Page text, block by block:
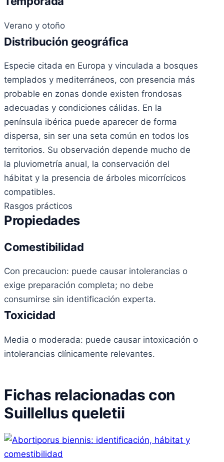
Verano y otoño
Distribución geográfica
Especie citada en Europa y vinculada a bosques
templados y mediterráneos, con presencia más
probable en zonas donde existen frondosas
adecuadas y condiciones cálidas. En la
península ibérica puede aparecer de forma
dispersa, sin ser una seta común en todos los
territorios. Su observación depende mucho de
la pluviometría anual, la conservación del
hábitat y la presencia de árboles micorrícicos
compatibles.
Rasgos prácticos
Propiedades
Comestibilidad
Con precaucion: puede causar intolerancias o
exige preparación completa; no debe
consumirse sin identificación experta.
Toxicidad
Media o moderada: puede causar intoxicación o
intolerancias clínicamente relevantes.
Fichas relacionadas con
Suillellus queletii